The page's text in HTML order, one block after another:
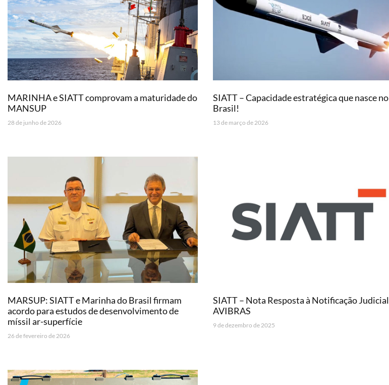
MARINHA e SIATT comprovam a maturidade do
MANSUP
28 de junho de 2026
SIATT – Capacidade estratégica que nasce no
Brasil!
13 de março de 2026
MARSUP: SIATT e Marinha do Brasil firmam
acordo para estudos de desenvolvimento de
míssil ar-superfície
26 de fevereiro de 2026
SIATT – Nota Resposta à Notificação Judicial
AVIBRAS
9 de dezembro de 2025